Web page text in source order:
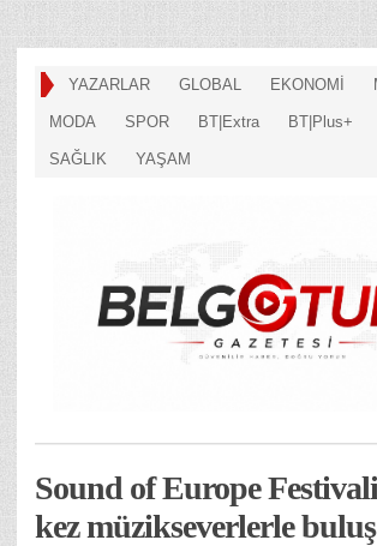
YAZARLAR GLOBAL EKONOMİ
MODA SPOR BT|Extra BT|Plus+
SAĞLIK YAŞAM
Sound of Europe
kez müzikseverlerle